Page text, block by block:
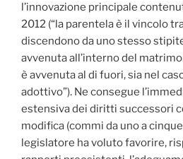
l’innovazione principale
2012 (“la parentela è il vincolo
discendono da uno stesso
avvenuta all’interno del
è avvenuta al di fuori, sia nel
adottivo”). Ne consegue
estensiva dei diritti successori
modifica (commi da uno a
legislatore ha voluto favorire,